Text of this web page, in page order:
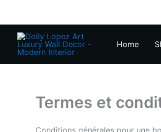
springen
Home
Termes et
Conditions générales pour une